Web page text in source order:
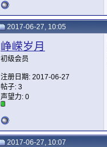
2017-06-27, 10:05
峥嵘岁月
初级会员
注册日期: 2017-06-27
帖子: 3
声望力: 0
2017-06-27, 10:07